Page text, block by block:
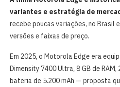
variantes e estratégia de
recebe poucas variações, no Brasil
versões e faixas de preço.
Em 2025, o Motorola Edge era
Dimensity 7400 Ultra, 8 GB de
bateria de 5.200 mAh — proposta